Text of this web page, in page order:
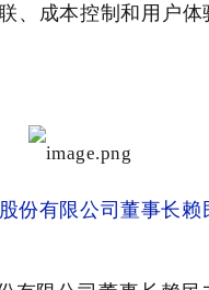
、成本控制和用户体
份有限公司董事长赖